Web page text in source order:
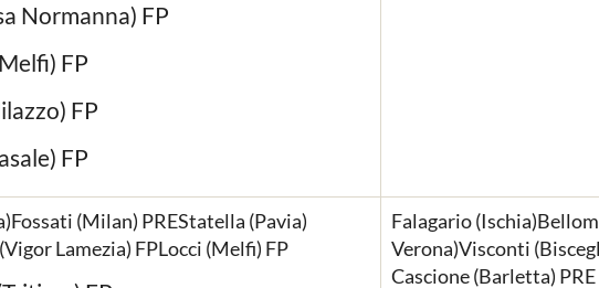
Normanna) FP
FP
FP
FP
(Milan) PREStatella (Pavia)
Lamezia) FPLocci (Melfi) FP
Falagario
Verona)Visconti
Cascione (Barletta) PRE